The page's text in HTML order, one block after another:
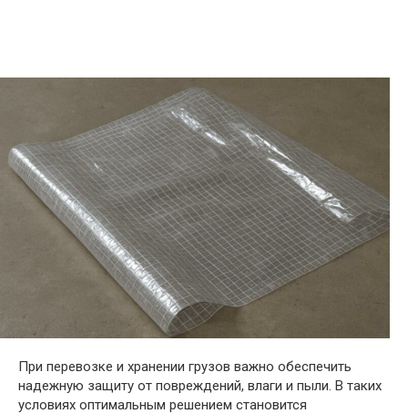
При перевозке и хранении грузов важно обеспечить
надежную защиту от повреждений, влаги и пыли. В таких
условиях оптимальным решением становится